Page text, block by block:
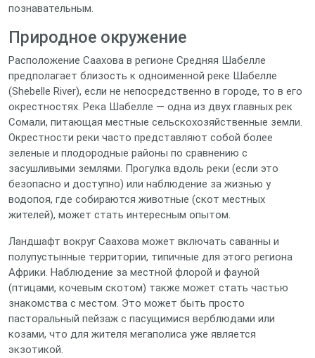
познавательным.
Природное окружение
Расположение Саахова в регионе Средняя Шабелле
предполагает близость к одноименной реке Шабелле
(Shebelle River), если не непосредственно в городе, то в его
окрестностях. Река Шабелле — одна из двух главных рек
Сомали, питающая местные сельскохозяйственные земли.
Окрестности реки часто представляют собой более
зеленые и плодородные районы по сравнению с
засушливыми землями. Прогулка вдоль реки (если это
безопасно и доступно) или наблюдение за жизнью у
водопоя, где собираются животные (скот местных
жителей), может стать интересным опытом.
Ландшафт вокруг Саахова может включать саванны и
полупустынные территории, типичные для этого региона
Африки. Наблюдение за местной флорой и фауной
(птицами, кочевым скотом) также может стать частью
знакомства с местом. Это может быть просто
пасторальный пейзаж с пасущимися верблюдами или
козами, что для жителя мегаполиса уже является
экзотикой.